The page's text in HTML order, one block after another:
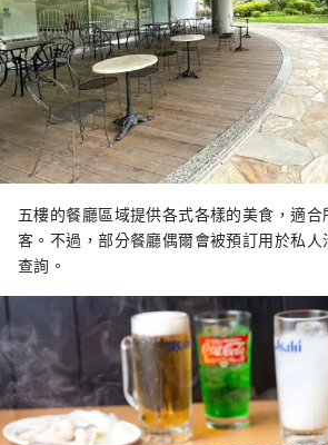
五樓的餐廳區域提供各式各樣的美食，適
客。不過，部分餐廳偶爾會被預訂用於私
查詢。